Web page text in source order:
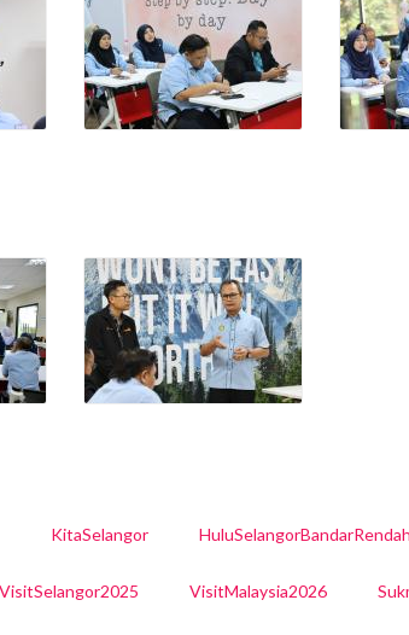
KitaSelangor
VisitSelangor2025 VisitMalaysia2026